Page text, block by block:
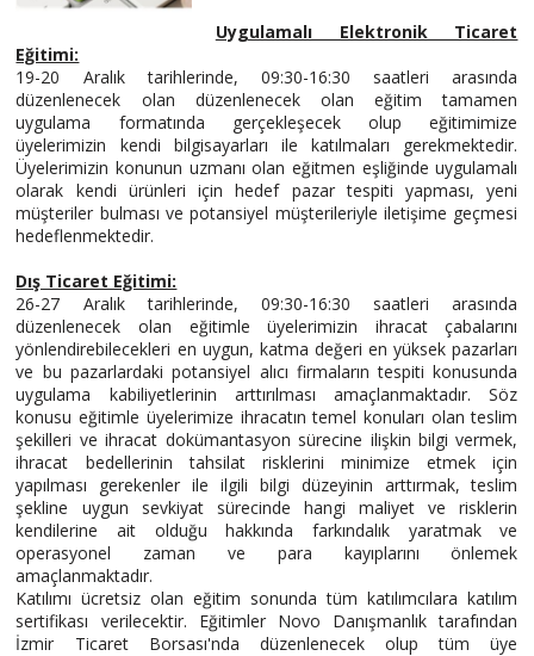
CATEGORY
ABOUT
US
AUCTIONS
REVERSE
AUCTION
MEMBERS
NEWS
FAQ
CONTACT
Uygulamalı Elektronik Ticaret
Eğitimi:
19-20 Aralık tarihlerinde, 09:30-16:30 saatleri arasında
düzenlenecek olan düzenlenecek olan eğitim tamamen
uygulama formatında gerçekleşecek olup eğitimimize
üyelerimizin kendi bilgisayarları ile katılmaları gerekmektedir.
Üyelerimizin konunun uzmanı olan eğitmen eşliğinde uygulamalı
olarak kendi ürünleri için hedef pazar tespiti yapması, yeni
müşteriler bulması ve potansiyel müşterileriyle iletişime geçmesi
hedeflenmektedir.
Dış Ticaret Eğitimi:
26-27 Aralık tarihlerinde, 09:30-16:30 saatleri arasında
düzenlenecek olan eğitimle üyelerimizin ihracat çabalarını
yönlendirebilecekleri en uygun, katma değeri en yüksek pazarları
ve bu pazarlardaki potansiyel alıcı firmaların tespiti konusunda
uygulama kabiliyetlerinin arttırılması amaçlanmaktadır. Söz
konusu eğitimle üyelerimize ihracatın temel konuları olan teslim
şekilleri ve ihracat dokümantasyon sürecine ilişkin bilgi vermek,
ihracat bedellerinin tahsilat risklerini minimize etmek için
yapılması gerekenler ile ilgili bilgi düzeyinin arttırmak, teslim
şekline uygun sevkiyat sürecinde hangi maliyet ve risklerin
kendilerine ait olduğu hakkında farkındalık yaratmak ve
operasyonel zaman ve para kayıplarını önlemek
amaçlanmaktadır.
Katılımı ücretsiz olan eğitim sonunda tüm katılımcılara katılım
sertifikası verilecektir. Eğitimler Novo Danışmanlık tarafından
İzmir Ticaret Borsası'nda düzenlenecek olup tüm üye